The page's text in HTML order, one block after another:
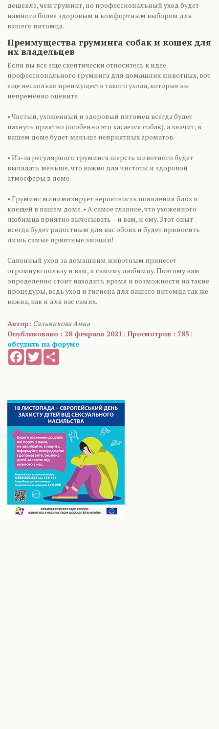
дешевле, чем груминг, но профессиональный уход будет
намного более здоровым и комфортным выбором для
вашего питомца.
Преимущества груминга собак и кошек для
их владельцев
Если вы все еще скептически относитесь к идее
профессионального груминга для домашних животных, вот
еще несколько преимуществ такого ухода, которые вы
непременно оцените:
• Чистый, ухоженный и здоровый питомец всегда будет
пахнуть приятно (особенно это касается собак), а значит, в
вашем доме будет меньше неприятных ароматов.
• Из-за регулярного груминга шерсть животного будет
выпадать меньше, что важно для чистоты и здоровой
атмосферы в доме.
• Груминг минимизирует вероятность появления блох и
клещей в вашем доме. • А самое главное, что ухоженного
любимца приятно вычесывать – и вам, и ему. Этот опыт
всегда будет радостным для вас обоих и будет приносить
лишь самые приятные эмоции!
Салонный уход за домашним животным принесет
огромную пользу и вам, и самому любимцу. Поэтому вам
определенно стоит находить время и возможности на такие
процедуры, ведь уход и гигиена для вашего питомца так же
важна, как и для вас самих.
Автор: Сальникова Анна
Опубликовано : 28 февраля 2021 | Просмотров : 785 |
обсудить на форуме
FacebookTwitter